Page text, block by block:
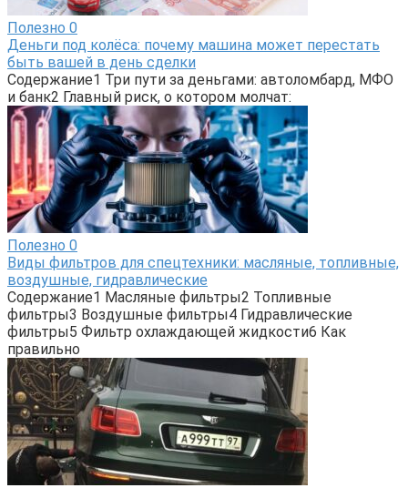
Полезно 0
Деньги под колёса: почему машина может перестать
быть вашей в день сделки
Содержание1 Три пути за деньгами: автоломбард, МФО
и банк2 Главный риск, о котором молчат:
Полезно 0
Виды фильтров для спецтехники: масляные, топливные,
воздушные, гидравлические
Содержание1 Масляные фильтры2 Топливные
фильтры3 Воздушные фильтры4 Гидравлические
фильтры5 Фильтр охлаждающей жидкости6 Как
правильно